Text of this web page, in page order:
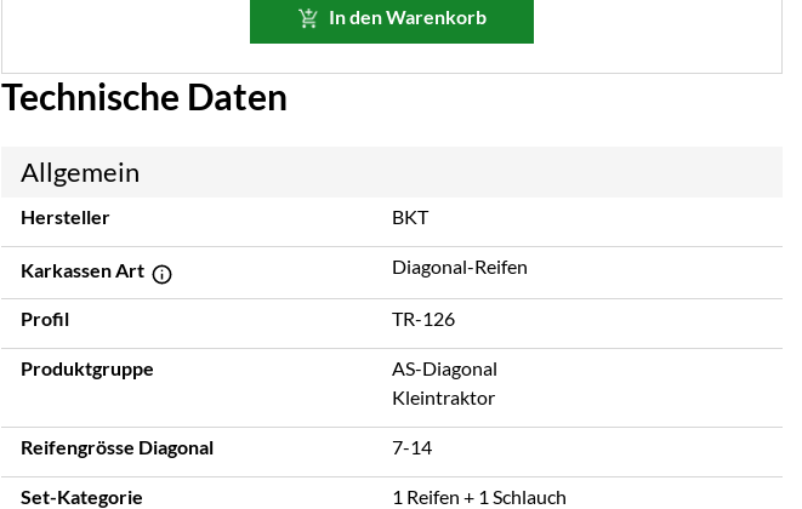
In den Warenkorb
Technische Daten
Allgemein
Hersteller BKT
Karkassen Art Diagonal-Reifen
Profil TR-126
Produktgruppe
AS-Diagonal
Kleintraktor
Reifengrösse Diagonal 7-14
Set-Kategorie 1 Reifen + 1 Schlauch